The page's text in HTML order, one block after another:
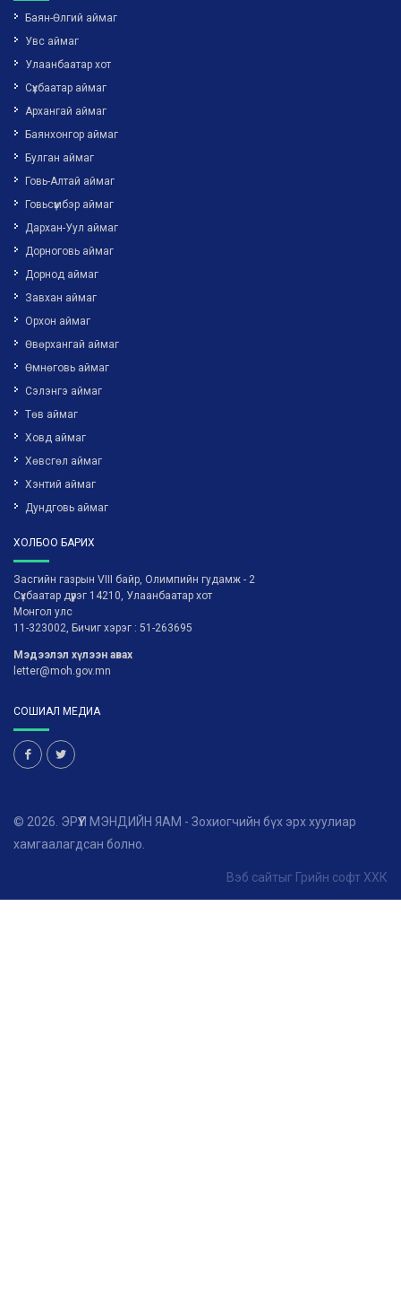
Баян-Өлгий аймаг
Увс аймаг
Улаанбаатар хот
Сүхбаатар аймаг
Архангай аймаг
Баянхонгор аймаг
Булган аймаг
Говь-Алтай аймаг
Говьсүмбэр аймаг
Дархан-Уул аймаг
Дорноговь аймаг
Дорнод аймаг
Завхан аймаг
Орхон аймаг
Өвөрхангай аймаг
Өмнөговь аймаг
Сэлэнгэ аймаг
Төв аймаг
Ховд аймаг
Хөвсгөл аймаг
Хэнтий аймаг
Дундговь аймаг
ХОЛБОО БАРИХ
Засгийн газрын VIII байр, Олимпийн гудамж - 2
Сүхбаатар дүүрэг 14210, Улаанбаатар хот
Монгол улс
11-323002, Бичиг хэрэг : 51-263695
Мэдээлэл хүлээн авах
letter@moh.gov.mn
СОШИАЛ МЕДИА
© 2026. ЭРҮҮЛ МЭНДИЙН ЯАМ - Зохиогчийн бүх эрх хуулиар
хамгаалагдсан болно.
Вэб сайтыг Грийн софт ХХК